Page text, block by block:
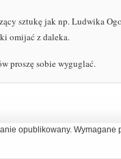
sztukę jak np. Ludwika
omijać z daleka.
proszę sobie wyguglać.
opublikowany. Wymagane